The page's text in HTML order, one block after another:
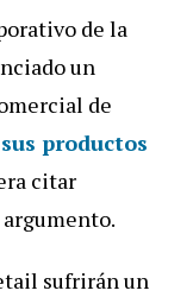
de la
un
de
productos
citar
sufrirán un